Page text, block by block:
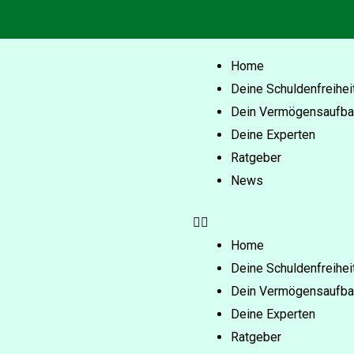
Home
Deine
Dein
Deine Experten
Ratgeber
News
Home
Deine
Dein
Deine Experten
Ratgeber